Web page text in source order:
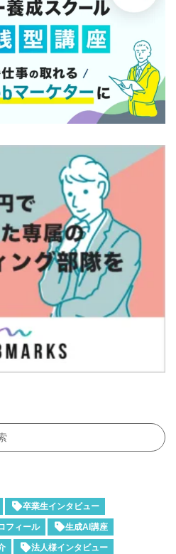
卒業生インタビュー
フィール 生成AI講座
法人様インタビュー